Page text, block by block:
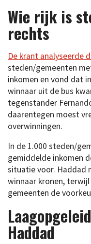
Wie rijk is
rechts
De krant analyseerde
steden/gemeenten
inkomen en vond dat
winnaar uit de bus
tegenstander
daarentegen moest
overwinningen.
In de 1.000 steden/
gemiddelde inkomen
situatie voor. Haddad
winnaar kronen,
gemeenten de
Haddad